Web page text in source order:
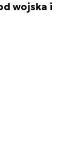
wojska i